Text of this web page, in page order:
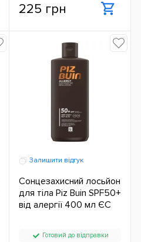
225 грн
Залишити відгук
Сонцезахисний лосьйон
для тіла Piz Buin SPF50+
від алергії 400 мл ЄС
Готовий до відправки